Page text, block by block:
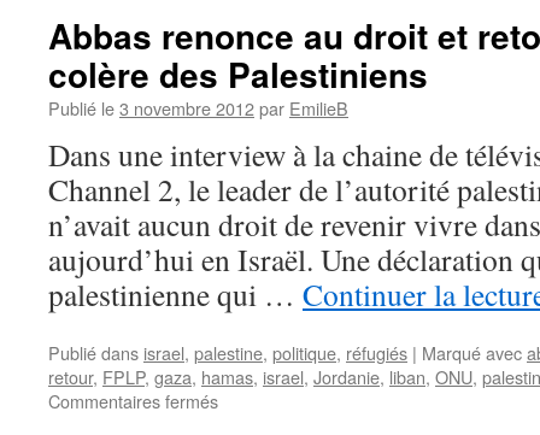
Abbas renonce au droit et
colère des Palestiniens
Publié le3 novembre 2012par EmilieB
Dans une interview à la chaine de
Channel 2, le leader de l’autorité
n’avait aucun droit de revenir vivre
aujourd’hui en Israël. Une déclaration
palestinienne qui … Continuer la
Publié dans israel, palestine, politique, réfugiés | Marqué avec
retour, FPLP, gaza, hamas, israel, Jordanie, liban, ONU,
Commentaires fermés